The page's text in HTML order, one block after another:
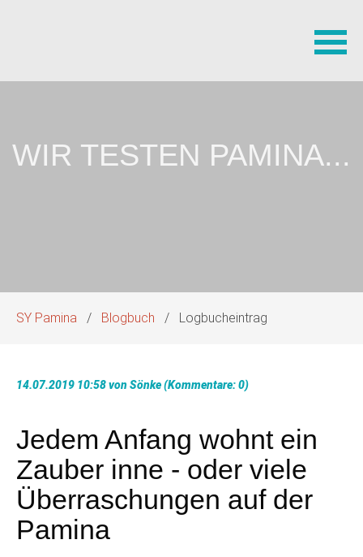
WIR TESTEN PAMINA...
SY Pamina Blogbuch Logbucheintrag
14.07.2019 10:58vonSönke(Kommentare: 0)
Jedem Anfang wohnt ein
Zauber inne - oder viele
Überraschungen auf der
Pamina